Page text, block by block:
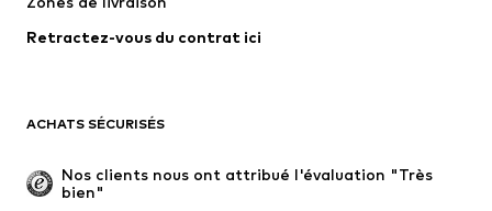
Lingerie
Manteaux
Jupes
Occasions spéciales
Exclusif
Remise à neuf
Retractez-vous du contrat ici
ACHATS SÉCURISÉS
Nos clients nous ont attribué l'évaluation "Très
bien"